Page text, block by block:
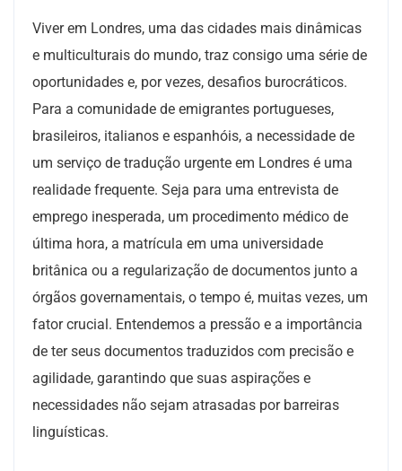
Viver em Londres, uma das cidades mais dinâmicas
e multiculturais do mundo, traz consigo uma série de
oportunidades e, por vezes, desafios burocráticos.
Para a comunidade de emigrantes portugueses,
brasileiros, italianos e espanhóis, a necessidade de
um serviço de tradução urgente em Londres é uma
realidade frequente. Seja para uma entrevista de
emprego inesperada, um procedimento médico de
última hora, a matrícula em uma universidade
britânica ou a regularização de documentos junto a
órgãos governamentais, o tempo é, muitas vezes, um
fator crucial. Entendemos a pressão e a importância
de ter seus documentos traduzidos com precisão e
agilidade, garantindo que suas aspirações e
necessidades não sejam atrasadas por barreiras
linguísticas.